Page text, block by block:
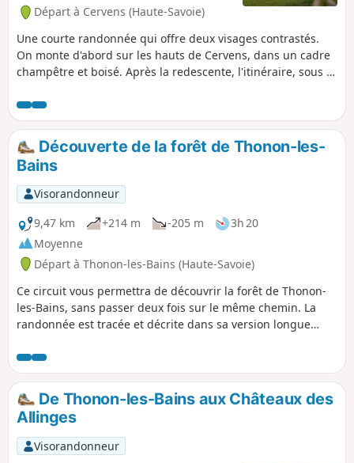
Départ à Cervens (Haute-Savoie)
Une courte randonnée qui offre deux visages contrastés.
On monte d'abord sur les hauts de Cervens, dans un cadre
champêtre et boisé. Après la redescente, l'itinéraire, sous le
Découverte de la forêt de Thonon-les-
Bains
Visorandonneur
9,47 km
+214 m -205 m
3h 20
Moyenne
Départ à Thonon-les-Bains (Haute-Savoie)
Ce circuit vous permettra de découvrir la forêt de Thonon-
les-Bains, sans passer deux fois sur le même chemin. La
randonnée est tracée et décrite dans sa version longue
mais avec une moindre disponibilité de stationnement.
Cette promenade est idéale pour reprendre l'entrainement
après une période d'interruption.
De Thonon-les-Bains aux Châteaux des
Allinges
Visorandonneur